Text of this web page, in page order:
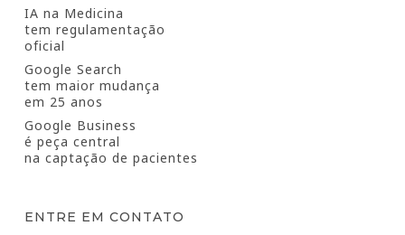
IA na Medicina
tem regulamentação
oficial
Google Search
tem maior mudança
em 25 anos
Google Business
é peça central
na captação de pacientes
ENTRE EM CONTATO